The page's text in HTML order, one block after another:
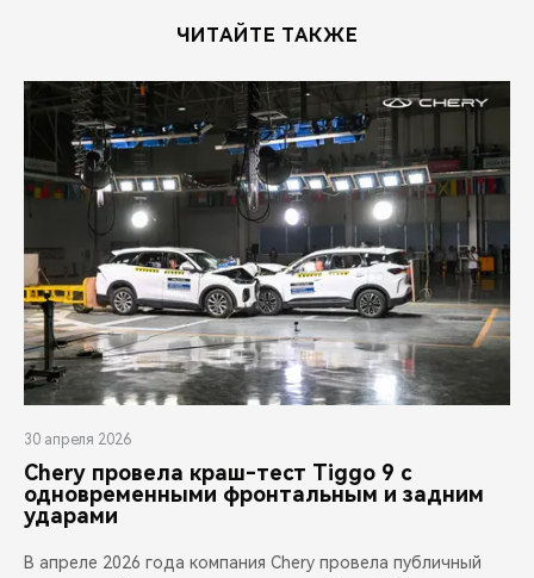
ЧИТАЙТЕ ТАКЖЕ
30 апреля 2026
Chery провела краш-тест Tiggo 9 с
одновременными фронтальным и задним
ударами
В апреле 2026 года компания Chery провела публичный